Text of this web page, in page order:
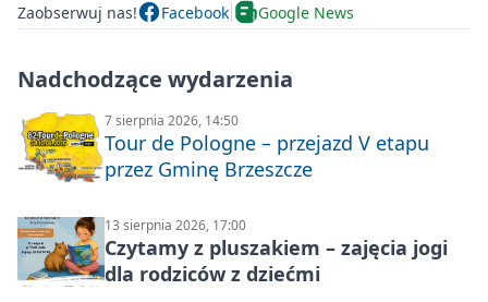
Zaobserwuj nas! Facebook Google News
Nadchodzące wydarzenia
7 sierpnia 2026, 14:50
Tour de Pologne – przejazd V etapu
przez Gminę Brzeszcze
13 sierpnia 2026, 17:00
Czytamy z pluszakiem – zajęcia jogi
dla rodziców z dziećmi